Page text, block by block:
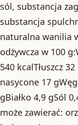
sól, substancja
substancja
naturalna wanilia
odżywcza w 100
540 kcalTłuszcz
nasycone 17
gBiałko 4,9 gSól
może zawierać: